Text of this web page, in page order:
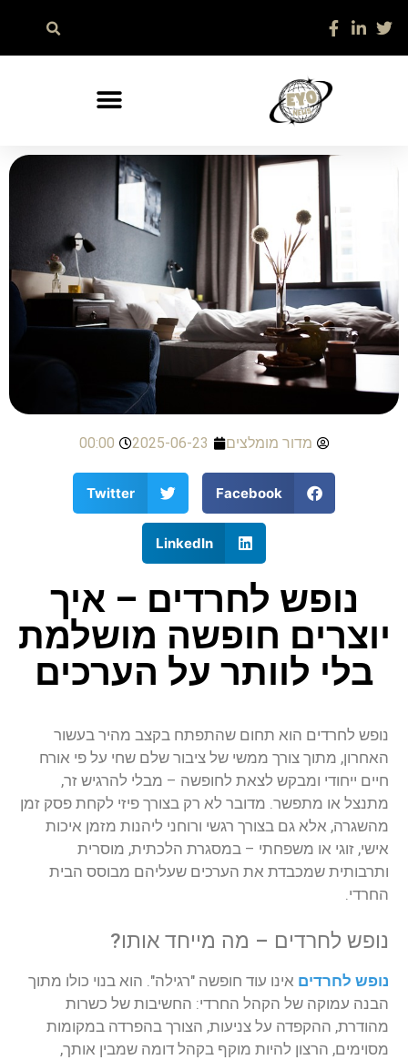
מדור מומלצים 2025-06-23
00:00
Facebook
Twitter
LinkedIn
נופש לחרדים – איך
יוצרים חופשה מושלמת
בלי לוותר על הערכים
נופש לחרדים הוא תחום שהתפתח בקצב מהיר בעשור
האחרון, מתוך צורך ממשי של ציבור שלם שחי על פי אורח
חיים ייחודי ומבקש לצאת לחופשה – מבלי להרגיש זר,
מתנצל או מתפשר. מדובר לא רק בצורך פיזי לקחת פסק זמן
מהשגרה, אלא גם בצורך רגשי ורוחני ליהנות מזמן איכות
אישי, זוגי או משפחתי – במסגרת הלכתית, מוסרית
ותרבותית שמכבדת את הערכים שעליהם מבוסס הבית
החרדי.
נופש לחרדים – מה מייחד אותו?
נופש לחרדים אינו עוד חופשה "רגילה". הוא בנוי כולו מתוך
הבנה עמוקה של הקהל החרדי: החשיבות של כשרות
מהודרת, ההקפדה על צניעות, הצורך בהפרדה במקומות
מסוימים, הרצון להיות מוקף בקהל דומה שמבין אותך,